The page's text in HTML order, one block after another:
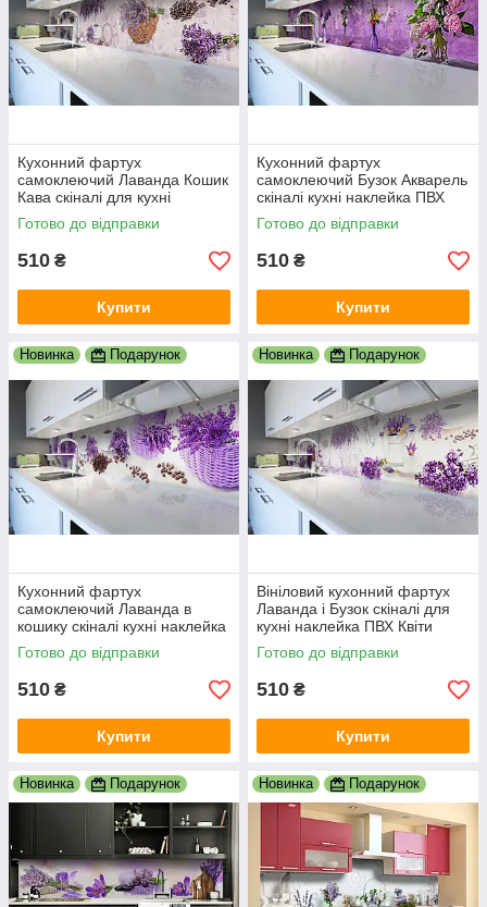
Кухонний фартух
самоклеючий Лаванда Кошик
Кава скіналі для кухні
наклейка ПВХ фіолетовий
600х2000 мм
Готово до відправки
510 ₴
Купити
Кухонний фартух
самоклеючий Бузок Акварель
скіналі кухні наклейка ПВХ
букети фіолетовий фарби
600х2000 мм
Готово до відправки
510 ₴
Купити
Новинка Подарунок
Кухонний фартух
самоклеючий Лаванда в
кошику скіналі кухні наклейка
ПВХ кошика фіолетовий
600х2000 мм
Готово до відправки
510 ₴
Купити
Новинка Подарунок
Вініловий кухонний фартух
Лаванда і Бузок скіналі для
кухні наклейка ПВХ Квіти
Фіолетовий 600х2000 мм
Готово до відправки
510 ₴
Купити
Новинка Подарунок Новинка Подарунок